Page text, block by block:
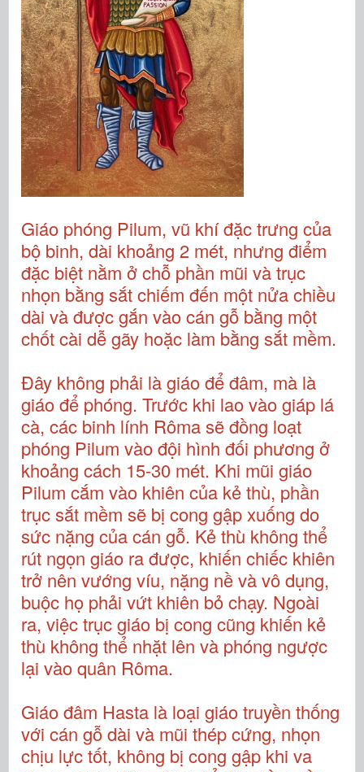
Giáo phóng Pilum, vũ khí đặc trưng của
bộ binh, dài khoảng 2 mét, nhưng điểm
đặc biệt nằm ở chỗ phần mũi và trục
nhọn bằng sắt chiếm đến một nửa chiều
dài và được gắn vào cán gỗ bằng một
chốt cài dễ gãy hoặc làm bằng sắt mềm.
Đây không phải là giáo để đâm, mà là
giáo để phóng. Trước khi lao vào giáp lá
cà, các binh lính Rôma sẽ đồng loạt
phóng Pilum vào đội hình đối phương ở
khoảng cách 15-30 mét. Khi mũi giáo
Pilum cắm vào khiên của kẻ thù, phần
trục sắt mềm sẽ bị cong gập xuống do
sức nặng của cán gỗ. Kẻ thù không thể
rút ngọn giáo ra được, khiến chiếc khiên
trở nên vướng víu, nặng nề và vô dụng,
buộc họ phải vứt khiên bỏ chạy. Ngoài
ra, việc trục giáo bị cong cũng khiến kẻ
thù không thể nhặt lên và phóng ngược
lại vào quân Rôma.
Giáo đâm Hasta là loại giáo truyền thống
với cán gỗ dài và mũi thép cứng, nhọn
chịu lực tốt, không bị cong gập khi va